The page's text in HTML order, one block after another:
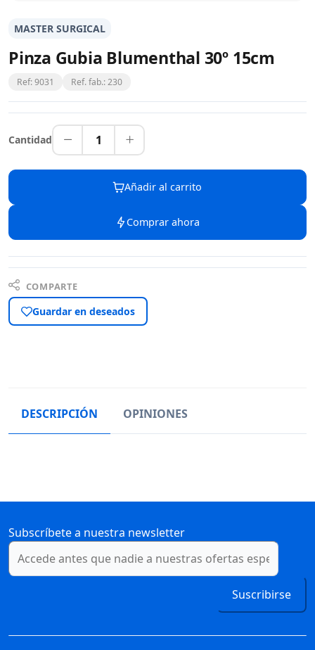
MASTER SURGICAL
Pinza Gubia Blumenthal 30º 15cm
Ref: 9031 Ref. fab.: 230
Cantidad 1
Añadir al carrito
Comprar ahora
COMPARTE
Guardar en deseados
DESCRIPCIÓN OPINIONES
Subscríbete a nuestra newsletter
Suscribirse